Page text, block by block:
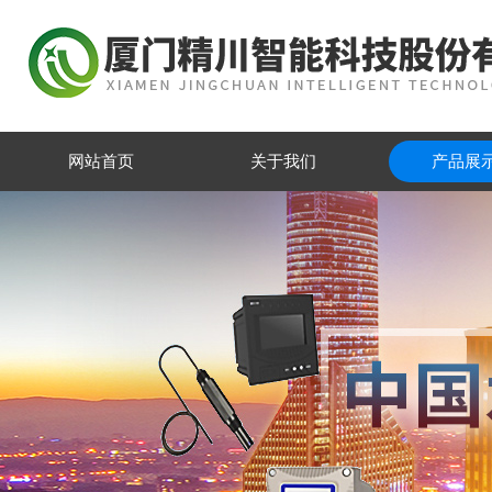
网站首页 关于我们 产品展